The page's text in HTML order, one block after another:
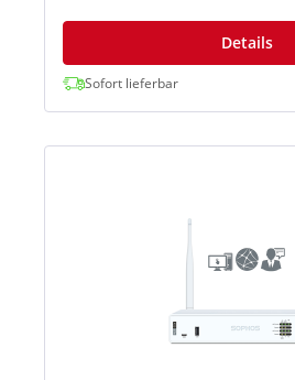
Details
Sofort lieferbar